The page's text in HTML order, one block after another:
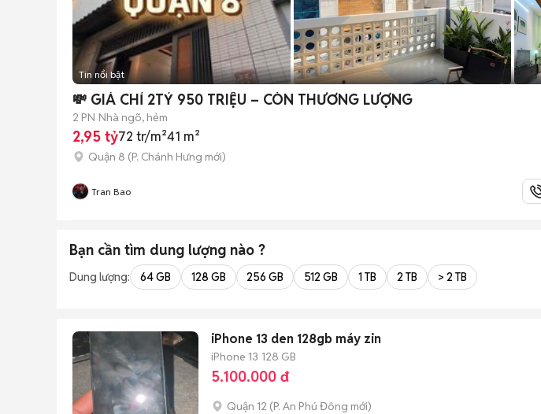
Tin nổi bật
💸 GIÁ CHỈ 2TỶ 950 TRIỆU – CÒN THƯƠNG LƯỢNG
2 PN Nhà ngõ, hẻm
2,95 tỷ72 tr/m²41 m²
Quận 8 (P. Chánh Hưng mới)
Tran Bao
Bạn cần tìm dung lượng nào ?
Dung lượng: 64 GB 128 GB 256 GB 512 GB 1 TB 2 TB > 2 TB
iPhone 13 den 128gb máy zin
iPhone 13 128 GB
5.100.000 đ
Quận 12 (P. An Phú Đông mới)